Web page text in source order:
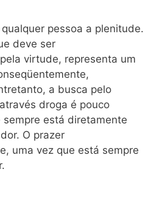
pessoa a plenitude.
deve ser
virtude, representa um
a busca pelo
droga é pouco
sempre está diretamente
O prazer
uma vez que está sempre